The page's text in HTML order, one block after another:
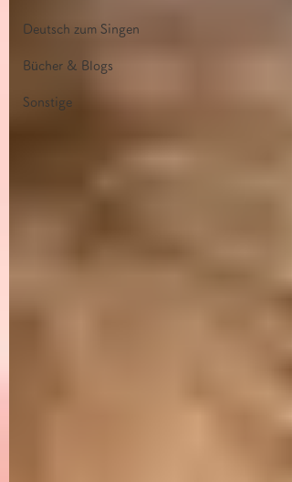
Deutsch zum Singen
Bücher & Blogs
Sonstige